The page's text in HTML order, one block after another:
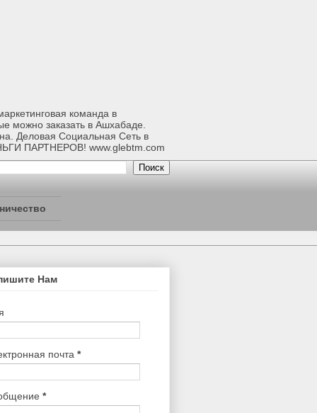
команда в
можно заказать в Ашхабаде.
Деловая Социальная Сеть в
ПАРТНЕРОВ! www.glebtm.com
Нам
почта *
*